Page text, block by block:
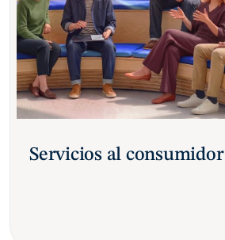
Servicios al consumidor